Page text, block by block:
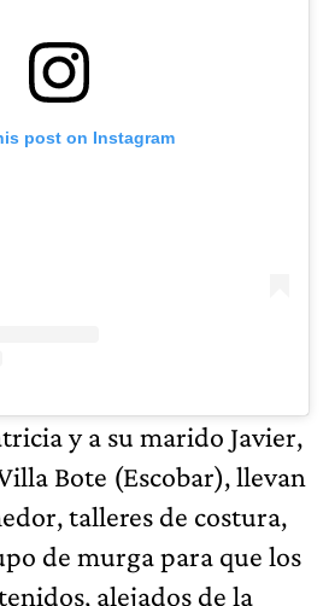
post on Instagram
y a su marido Javier,
Bote (Escobar), llevan
talleres de costura,
de murga para que los
alejados de la